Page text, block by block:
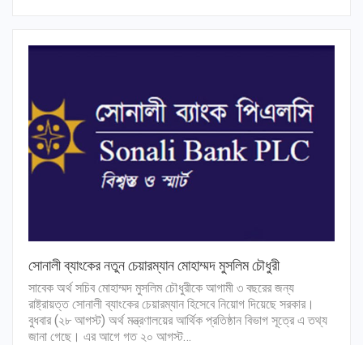
সোনালী ব্যাংকের নতুন চেয়ারম্যান মোহাম্মদ মুসলিম চৌধুরী
সাবেক অর্থ সচিব মোহাম্মদ মুসলিম চৌধুরীকে আগামী ৩ বছরের জন্য
রাষ্ট্রায়ত্ত সোনালী ব্যাংকের চেয়ারম্যান হিসেবে নিয়োগ দিয়েছে সরকার।
বুধবার (২৮ আগস্ট) অর্থ মন্ত্রণালয়ের আর্থিক প্রতিষ্ঠান বিভাগ সূত্রে এ তথ্য
জানা গেছে। এর আগে গত ২০ আগস্ট…